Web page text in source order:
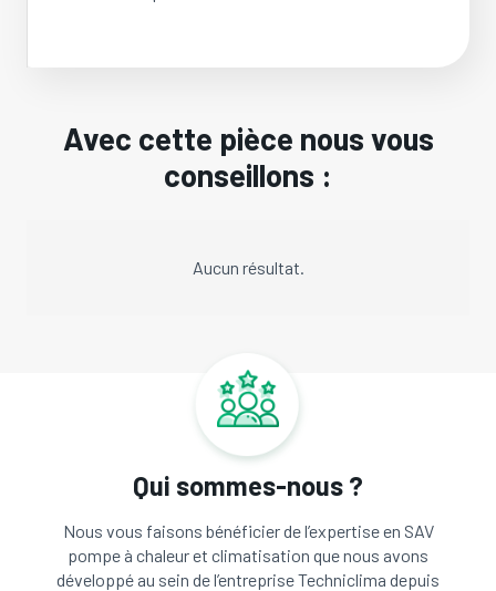
Avec cette pièce nous vous
conseillons :
Aucun résultat.
Qui sommes-nous ?
Nous vous faisons bénéficier de l’expertise en SAV
pompe à chaleur et climatisation que nous avons
développé au sein de l’entreprise Techniclima depuis